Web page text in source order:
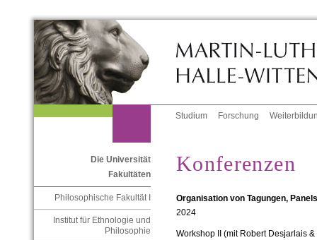
Studium Forschung
Die Universität
Fakultäten
Philosophische Fakultät I
Institut für Ethnologie und
Philosophie
Konferenzen
Organisation von Tagungen,
2024
Workshop II (mit Robert Desjarlais